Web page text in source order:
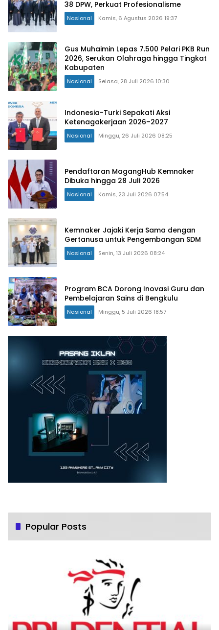
38 DPW, Perkuat Profesionalisme
Nasional Kamis, 6 Agustus 2026 19:37
Gus Muhaimin Lepas 7.500 Pelari PKB Run
2026, Serukan Olahraga hingga Tingkat
Kabupaten
Nasional Selasa, 28 Juli 2026 10:30
Indonesia-Turki Sepakati Aksi
Ketenagakerjaan 2026–2027
Nasional Minggu, 26 Juli 2026 08:25
Pendaftaran MagangHub Kemnaker
Dibuka hingga 28 Juli 2026
Nasional Kamis, 23 Juli 2026 07:54
Kemnaker Jajaki Kerja Sama dengan
Gertanusa untuk Pengembangan SDM
Nasional Senin, 13 Juli 2026 08:24
Program BCA Dorong Inovasi Guru dan
Pembelajaran Sains di Bengkulu
Nasional Minggu, 5 Juli 2026 18:57
Popular Posts